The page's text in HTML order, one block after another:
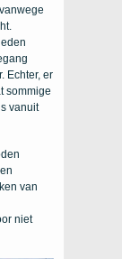
Echter, er
sommige
vanuit
van
niet